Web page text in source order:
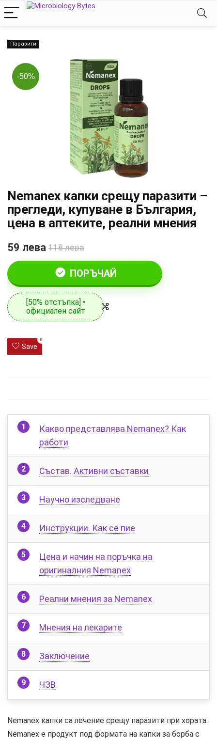
Паразити
-50%
Nemanex капки срещу паразити –
прегледи, купуване в България,
цена в аптеките, реални мнения
59 лева 118 лева
ПОРЪЧАЙ
[50% отстъпка] •
официален сайт
Save
0
Какво представлява Nemanex? Как
работи
Състав. Активни съставки
Научно изследване
Инструкции. Как се пие
Цена и начин на поръчка на
оригиналния Nemanex
Реални мнения за Nemanex
Мнения на лекарите
Заключение
ЧЗВ
Nemanex капки са лечение срещу паразити при хората.
Nemanex е продукт под формата на капки за борба с